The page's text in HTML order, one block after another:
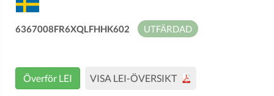
6367008FR6XQLFHHK602 UTFÄRDAD
Överför LEI VISA LEI-ÖVERSIKT